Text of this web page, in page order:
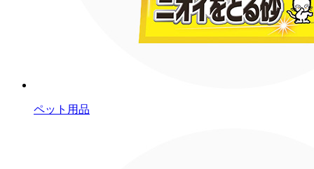
ペット用品